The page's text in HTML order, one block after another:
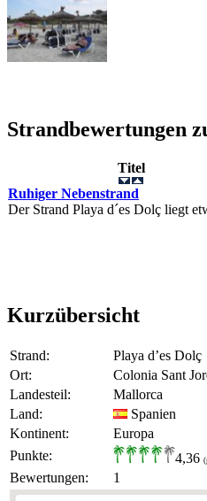
Strandbewertungen
Titel
Ruhiger Nebenstrand
Der Strand Playa d´es Dolç liegt
Kurzübersicht
Strand:
Playa d’es Dolç
Ort:
Colonia Sant
Landesteil:
Mallorca
Land:
Spanien
Kontinent:
Europa
Punkte:
4,36
Bewertungen: 1